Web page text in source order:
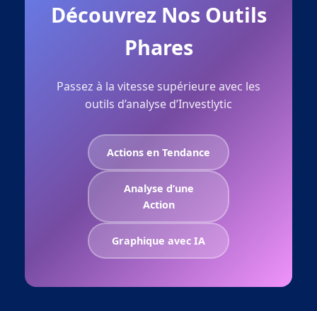
Découvrez Nos Outils
Phares
Passez à la vitesse supérieure avec les
outils d’analyse d’Investlytic
Actions en Tendance
Analyse d’une
Action
Graphique avec IA